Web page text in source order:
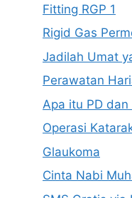
Fitting RGP 1
Rigid Gas
Jadilah Umat
Perawatan
Apa itu PD dan
Operasi
Glaukoma
Cinta Nabi